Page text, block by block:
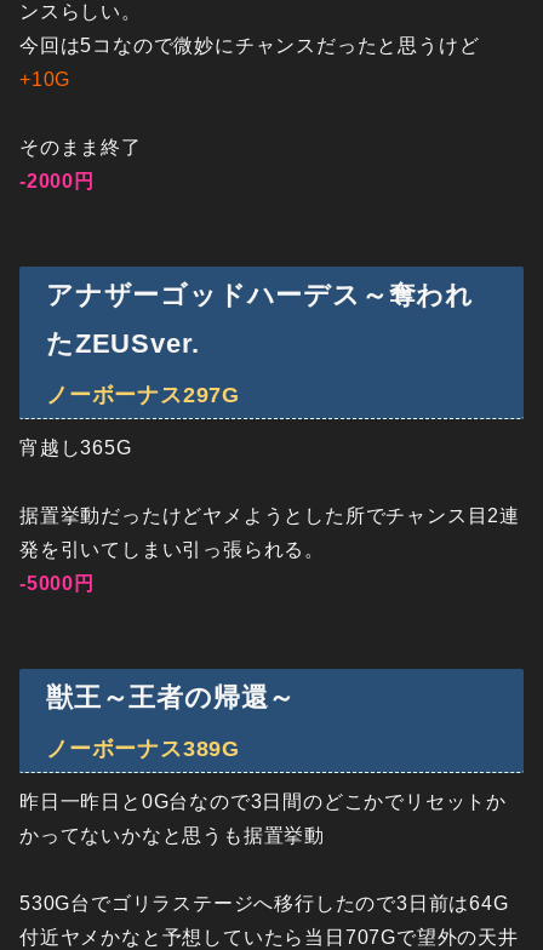
ンスらしい。
今回は5コなので微妙にチャンスだったと思うけど
+10G
そのまま終了
-2000円
アナザーゴッドハーデス～奪われ
たZEUSver.
ノーボーナス297G
宵越し365G
据置挙動だったけどヤメようとした所でチャンス目2連
発を引いてしまい引っ張られる。
-5000円
獣王～王者の帰還～
ノーボーナス389G
昨日一昨日と0G台なので3日間のどこかでリセットか
かってないかなと思うも据置挙動
530G台でゴリラステージへ移行したので3日前は64G
付近ヤメかなと予想していたら当日707Gで望外の天井